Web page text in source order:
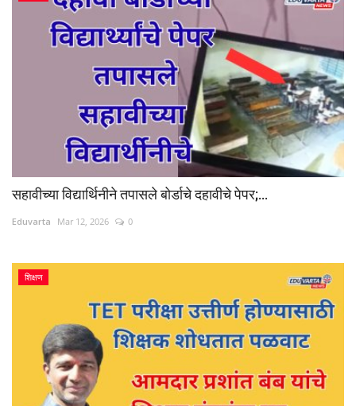
सहावीच्या विद्यार्थिनीने तपासले बोर्डाचे दहावीचे पेपर;...
Eduvarta Mar 12, 2026 0
शिक्षण